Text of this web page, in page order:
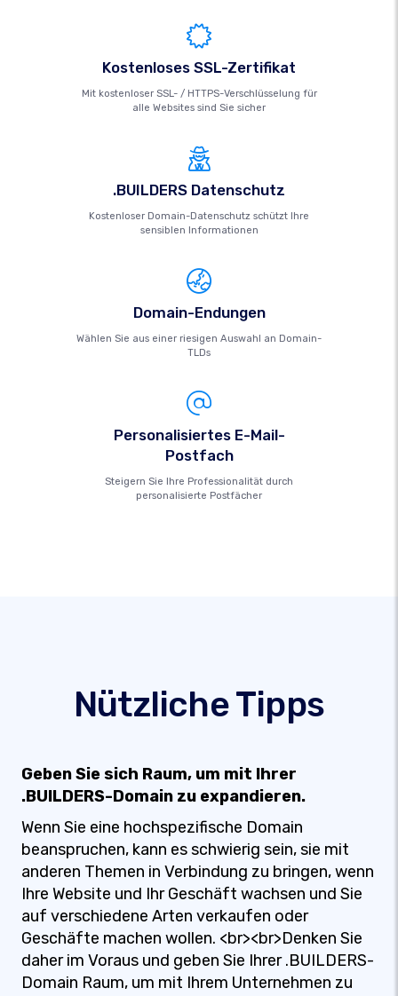
Kostenloses SSL-Zertifikat
Mit kostenloser SSL- / HTTPS-Verschlüsselung für
alle Websites sind Sie sicher
.BUILDERS Datenschutz
Kostenloser Domain-Datenschutz schützt Ihre
sensiblen Informationen
Domain-Endungen
Wählen Sie aus einer riesigen Auswahl an Domain-
TLDs
Personalisiertes E-Mail-
Postfach
Steigern Sie Ihre Professionalität durch
personalisierte Postfächer
Nützliche Tipps
Geben Sie sich Raum, um mit Ihrer
.BUILDERS-Domain zu expandieren.
Wenn Sie eine hochspezifische Domain
beanspruchen, kann es schwierig sein, sie mit
anderen Themen in Verbindung zu bringen, wenn
Ihre Website und Ihr Geschäft wachsen und Sie
auf verschiedene Arten verkaufen oder
Geschäfte machen wollen. <br><br>Denken Sie
daher im Voraus und geben Sie Ihrer .BUILDERS-
Domain Raum, um mit Ihrem Unternehmen zu